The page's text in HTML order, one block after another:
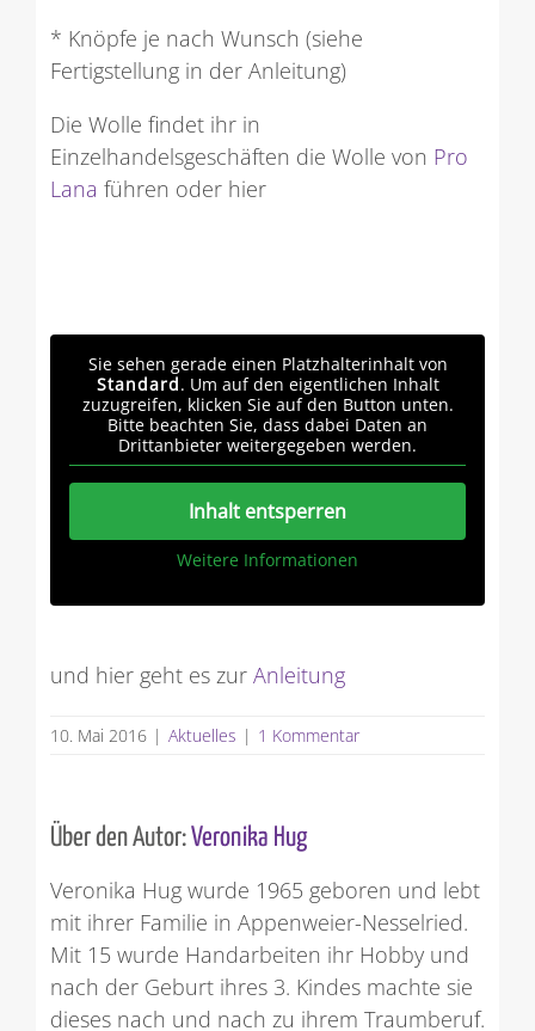
* Knöpfe je nach Wunsch (siehe
Fertigstellung in der Anleitung)
Die Wolle findet ihr in
Einzelhandelsgeschäften die Wolle von Pro
Lana führen oder hier
Sie sehen gerade einen Platzhalterinhalt von
Standard. Um auf den eigentlichen Inhalt
zuzugreifen, klicken Sie auf den Button unten.
Bitte beachten Sie, dass dabei Daten an
Drittanbieter weitergegeben werden.
Inhalt entsperren
Weitere Informationen
und hier geht es zur Anleitung
10. Mai 2016 | Aktuelles | 1 Kommentar
Über den Autor:Veronika Hug
Veronika Hug wurde 1965 geboren und lebt
mit ihrer Familie in Appenweier-Nesselried.
Mit 15 wurde Handarbeiten ihr Hobby und
nach der Geburt ihres 3. Kindes machte sie
dieses nach und nach zu ihrem Traumberuf.